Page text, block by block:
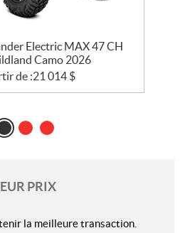
Electric MAX 47 CH
Camo 2026
de :21 014 $
PRIX
la meilleure transaction.